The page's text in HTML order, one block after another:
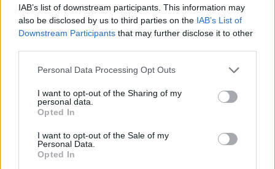
IAB’s list of downstream participants. This information may
also be disclosed by us to third parties on the IAB’s List of
Downstream Participants that may further disclose it to other
Please note that this website/app uses one or more Google
not limited to your visit or usage behaviour. You may click to
grant or deny consent to Google and its third-party tags to
use your data for below specified purposes in below Google
consent section.
Personal Data Processing Opt Outs
I want to opt-out of the Sharing of my
personal data.
Opted In
I want to opt-out of the Sale of my
Personal Data.
Opted In
Αν υπάρχει κάποιο άλλο ανταγωνιστικό ΤΟΜΑ με καλύτερες
προδιαγραφές (σε οικονομικούς όρους, τεχνικούς αλλά και όρους
βιομηχανικής συνεργασίας) να το συζητήσουμε , άλλα όχι πολύ.
αναβαθμισθούν και προφανώς ένα σύγχρονο ΤΟΜΑ απαιτείται να
στην γραμμή παραγωγής. Επίσης, παρακαλώ να δημιουργηθεί
workgroup με ερευνητικά κέντρα και πανεπιστήμια ώστε να
τεχνολογίες για όπλα και απάρτια εκσυγχρονισμού της
επένδυσης. Αυτό το workgroup να χρηματοδοτηθεί από την
να ενταχθεί στην αλυσίδα αξίας της. Αυτό με ενδιαφέρει εμένα
περισσότερο.